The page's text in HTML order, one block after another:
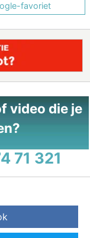
favoriet
video die je
71 321